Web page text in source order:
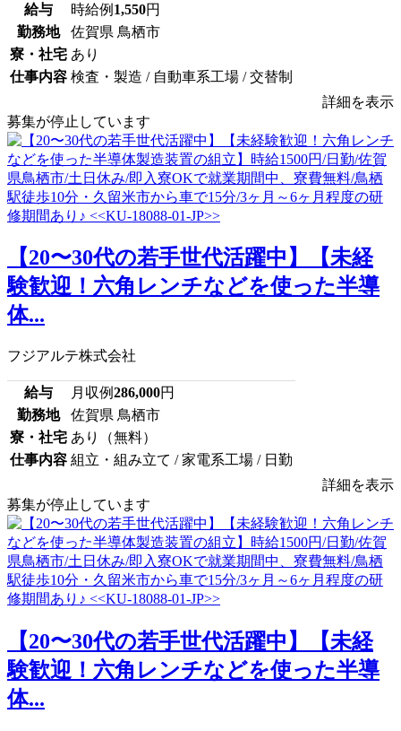
給与 時給例 1,550円
勤務地
佐賀県 鳥栖市
寮・社宅 あり
仕事内容 検査・製造 / 自動車系工場 / 交替制
詳細を表示
募集が停止しています
【20〜30代の若手世代活躍中】【未経
験歓迎！六角レンチなどを使った半導
体...
フジアルテ株式会社
給与 月収例286,000円
勤務地
佐賀県 鳥栖市
寮・社宅 あり（無料）
仕事内容 組立・組み立て / 家電系工場 / 日勤
詳細を表示
募集が停止しています
【20〜30代の若手世代活躍中】【未経
験歓迎！六角レンチなどを使った半導
体...